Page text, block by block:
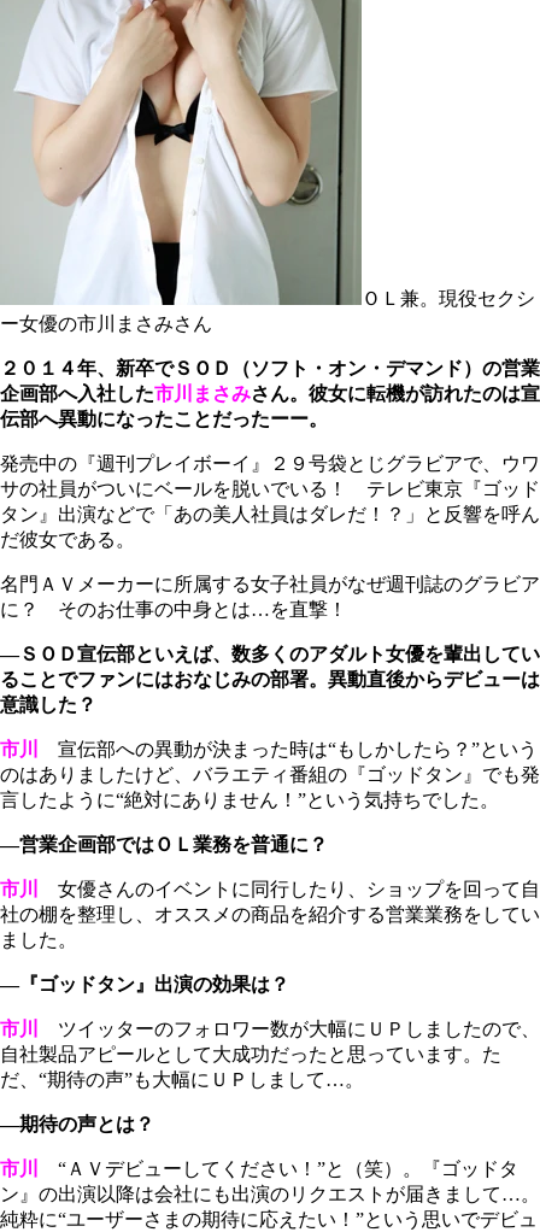
ＯＬ兼。現役セクシ
ー女優の市川まさみさん
２０１４年、新卒でＳＯＤ（ソフト・オン・デマンド）の営業
企画部へ入社した市川まさみさん。彼女に転機が訪れたのは宣
伝部へ異動になったことだったーー。
発売中の『週刊プレイボーイ』２９号袋とじグラビアで、ウワ
サの社員がついにベールを脱いでいる！ テレビ東京『ゴッド
タン』出演などで「あの美人社員はダレだ！？」と反響を呼ん
だ彼女である。
名門ＡＶメーカーに所属する女子社員がなぜ週刊誌のグラビア
に？ そのお仕事の中身とは…を直撃！
―ＳＯＤ宣伝部といえば、数多くのアダルト女優を輩出してい
ることでファンにはおなじみの部署。異動直後からデビューは
意識した？
市川
宣伝部への異動が決まった時は“もしかしたら？”という
のはありましたけど、バラエティ番組の『ゴッドタン』でも発
言したように“絶対にありません！”という気持ちでした。
―営業企画部ではＯＬ業務を普通に？
市川
女優さんのイベントに同行したり、ショップを回って自
社の棚を整理し、オススメの商品を紹介する営業業務をしてい
ました。
―『ゴッドタン』出演の効果は？
市川
ツイッターのフォロワー数が大幅にＵＰしましたので、
自社製品アピールとして大成功だったと思っています。た
だ、“期待の声”も大幅にＵＰしまして…。
―期待の声とは？
市川
“ＡＶデビューしてください！”と（笑）。『ゴッドタ
ン』の出演以降は会社にも出演のリクエストが届きまして…。
純粋に“ユーザーさまの期待に応えたい！”という思いでデビュ